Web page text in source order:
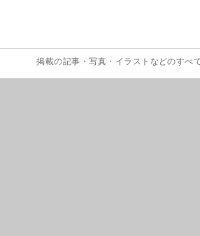
掲載の記事・写真・イラストなどのす